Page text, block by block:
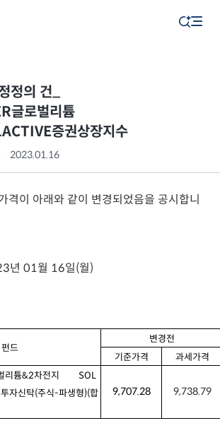
정의 건_
글로벌리튬
증권상장지수
2023.01.16
격이 아래와 같이 변경되었음을 공시합니
년 01월 16일(월)
펀드
변경전
기준가격
과세가격
벌리튬&2차전지 SOL
자신탁(주식-파생형)(합
9,707.28 9,738.79